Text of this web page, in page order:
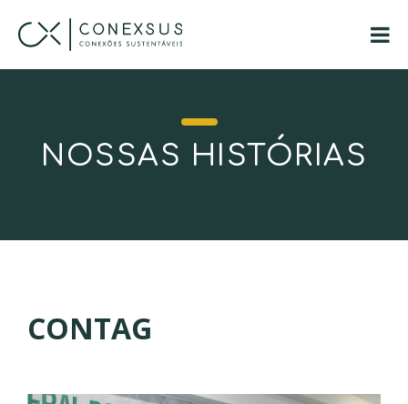
NOSSAS HISTÓRIAS
CONTAG